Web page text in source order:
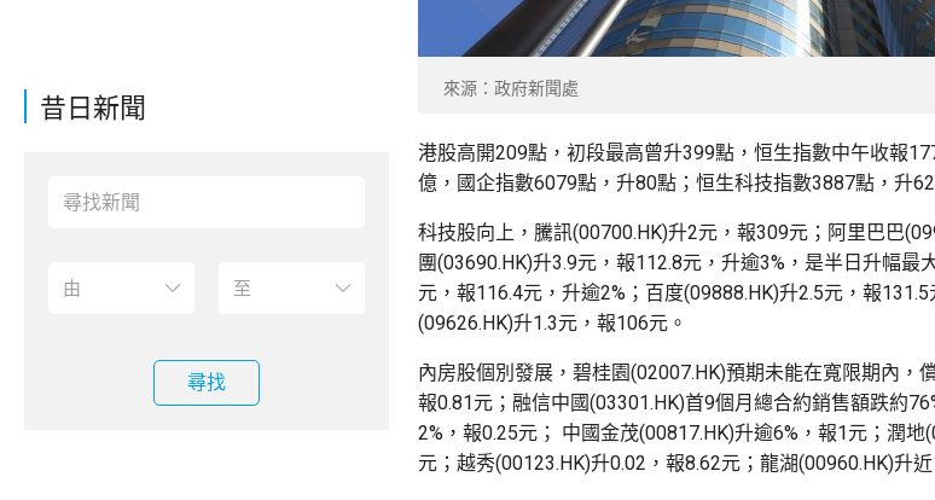
昔日新聞
尋找
來源：政府新聞處
港股高開209點，初段最高曾升399點，恒生指數中午收報
億，國企指數6079點，升80點；恒生科技指數3887點，升62
科技股向上，騰訊(00700.HK)升2元，報309元；阿里巴巴
團(03690.HK)升3.9元，報112.8元，升逾3%，是半日升幅最
元，報116.4元，升逾2%；百度(09888.HK)升2.5元，報
(09626.HK)升1.3元，報106元。
內房股個別發展，碧桂園(02007.HK)預期未能在寬限期內，
報0.81元；融信中國(03301.HK)首9個月總合約銷售額跌約
2%，報0.25元； 中國金茂(00817.HK)升逾6%，報1元；潤地
元；越秀(00123.HK)升0.02，報8.62元；龍湖(00960.HK)升近